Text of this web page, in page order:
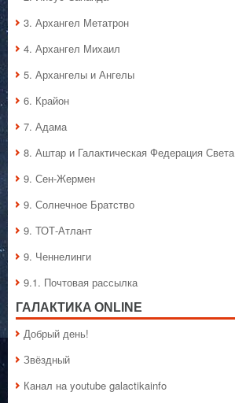
3. Архангел Метатрон
4. Архангел Михаил
5. Архангелы и Ангелы
6. Крайон
7. Адама
8. Аштар и Галактическая Федерация Света
9. Сен-Жермен
9. Солнечное Братство
9. ТОТ-Атлант
9. Ченнелинги
9.1. Почтовая рассылка
ГАЛАКТИКA ONLINE
Добрый день!
Звёздный
Канал на youtube galactikainfo